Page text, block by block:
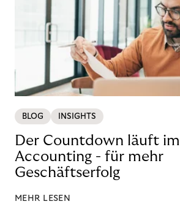
BLOG INSIGHTS
Der Countdown läuft im
Accounting - für mehr
Geschäftserfolg
MEHR LESEN